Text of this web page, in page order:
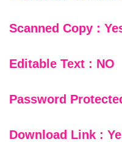
Scanned Copy :
Editable Text : NO
Password
Download Link :